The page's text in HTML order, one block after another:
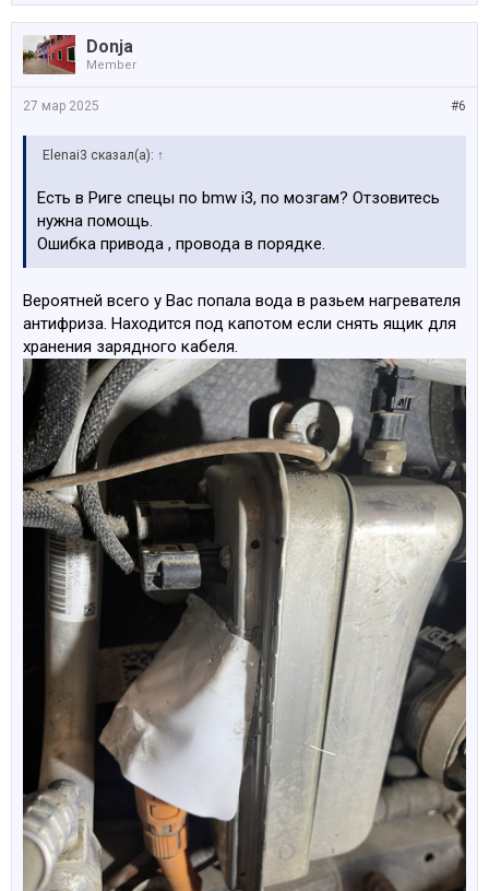
Donja
Member
#6
27 мар 2025
Elenai3 сказал(а): ↑
Есть в Риге спецы по bmw i3, по мозгам? Отзовитесь
нужна помощь.
Ошибка привода , провода в порядке.
Вероятней всего у Вас попала вода в разьем нагревателя
антифриза. Находится под капотом если снять ящик для
хранения зарядного кабеля.